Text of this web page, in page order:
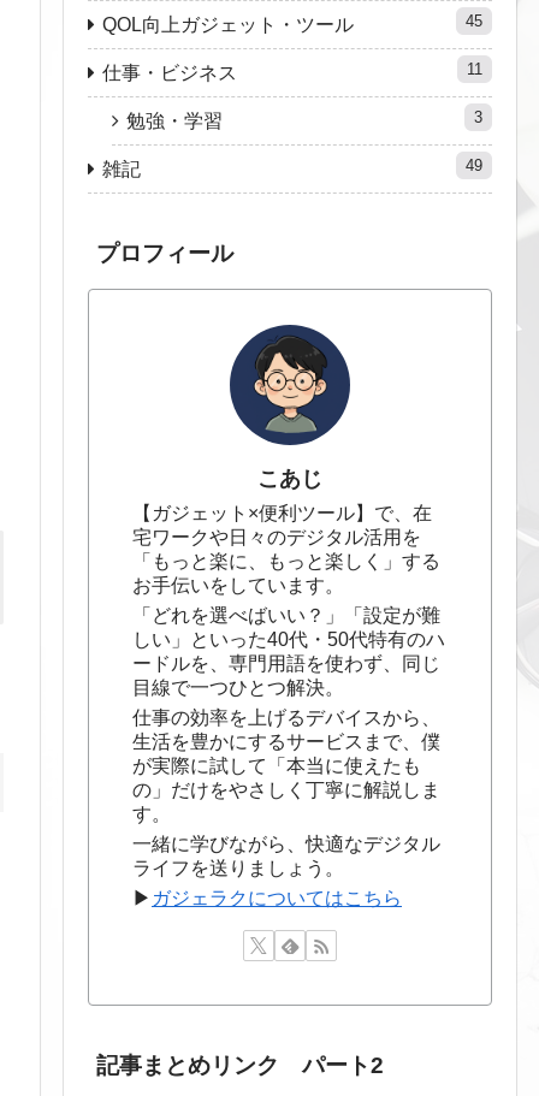
QOL向上ガジェット・ツール 45
仕事・ビジネス 11
勉強・学習 3
雑記 49
プロフィール
こあじ
【ガジェット×便利ツール】で、在
宅ワークや日々のデジタル活用を
「もっと楽に、もっと楽しく」する
お手伝いをしています。
「どれを選べばいい？」「設定が難
しい」といった40代・50代特有のハ
ードルを、専門用語を使わず、同じ
目線で一つひとつ解決。
仕事の効率を上げるデバイスから、
生活を豊かにするサービスまで、僕
が実際に試して「本当に使えたも
の」だけをやさしく丁寧に解説しま
す。
一緒に学びながら、快適なデジタル
ライフを送りましょう。
▶ ガジェラクについてはこちら
記事まとめリンク パート2